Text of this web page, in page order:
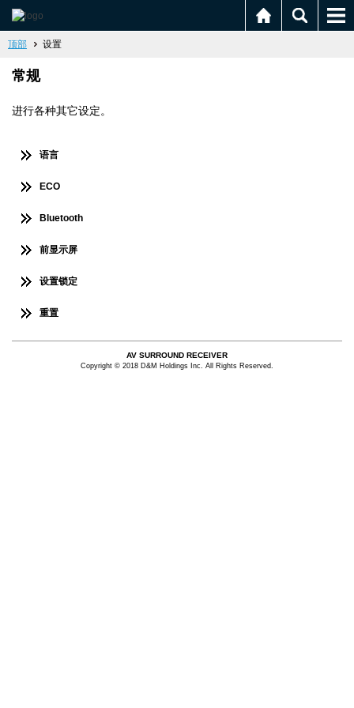
顶部 设置
常规
进行各种其它设定。
语言
ECO
Bluetooth
前显示屏
设置锁定
重置
AV SURROUND RECEIVER
Copyright © 2018 D&M Holdings Inc. All Rights Reserved.